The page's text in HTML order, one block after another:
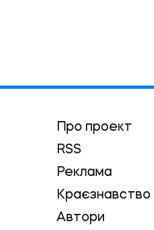
Про проект
RSS
Реклама
Краєзнавство
Автори